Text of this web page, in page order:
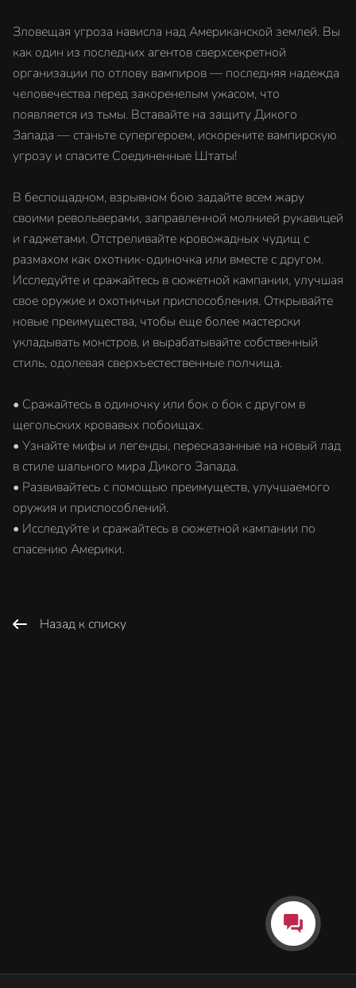
Зловещая угроза нависла над Американской землей. Вы
как один из последних агентов сверхсекретной
организации по отлову вампиров — последняя надежда
человечества перед закоренелым ужасом, что
появляется из тьмы. Вставайте на защиту Дикого
Запада — станьте супергероем, искорените вампирскую
угрозу и спасите Соединенные Штаты!
В беспощадном, взрывном бою задайте всем жару
своими револьверами, заправленной молнией рукавицей
и гаджетами. Отстреливайте кровожадных чудищ с
размахом как охотник-одиночка или вместе с другом.
Исследуйте и сражайтесь в сюжетной кампании, улучшая
свое оружие и охотничьи приспособления. Открывайте
новые преимущества, чтобы еще более мастерски
укладывать монстров, и вырабатывайте собственный
стиль, одолевая сверхъестественные полчища.
• Сражайтесь в одиночку или бок о бок с другом в
щегольских кровавых побоищах.
• Узнайте мифы и легенды, пересказанные на новый лад
в стиле шального мира Дикого Запада.
• Развивайтесь с помощью преимуществ, улучшаемого
оружия и приспособлений.
• Исследуйте и сражайтесь в сюжетной кампании по
спасению Америки.
Назад к списку